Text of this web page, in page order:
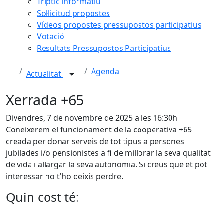
Sol·licitud propostes
Vídeos propostes pressupostos participatius
Votació
Resultats Pressupostos Participatius
Actualitat Agenda
Xerrada +65
Divendres, 7 de novembre de 2025 a les 16:30h
Coneixerem el funcionament de la cooperativa +65
creada per donar serveis de tot tipus a persones
jubilades i/o pensionistes a fi de millorar la seva qualitat
de vida i allargar la seva autonomia. Si creus que et pot
interessar no t'ho deixis perdre.
Quin cost té: